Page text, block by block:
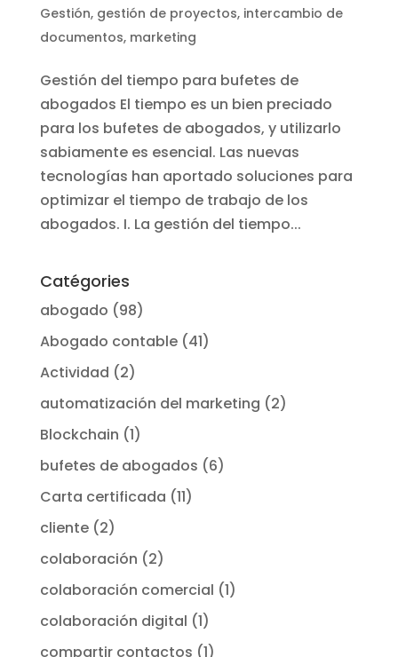
Gestión, gestión de proyectos, intercambio de
documentos, marketing
Gestión del tiempo para bufetes de
abogados El tiempo es un bien preciado
para los bufetes de abogados, y utilizarlo
sabiamente es esencial. Las nuevas
tecnologías han aportado soluciones para
optimizar el tiempo de trabajo de los
abogados. I. La gestión del tiempo...
Catégories
abogado (98)
Abogado contable(41)
Actividad (2)
automatización del marketing (2)
Blockchain (1)
bufetes de abogados (6)
Carta certificada (11)
cliente(2)
colaboración (2)
colaboración comercial (1)
colaboración digital (1)
compartir contactos (1)